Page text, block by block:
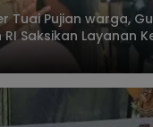
Tuai Pujian warga,
Saksikan Layanan